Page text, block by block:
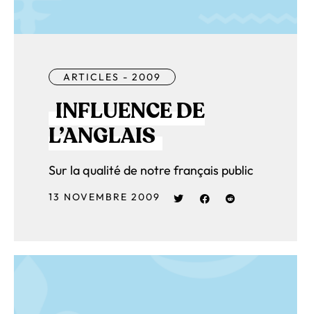
ARTICLES - 2009
INFLUENCE DE
L’ANGLAIS
Sur la qualité de notre français public
13 NOVEMBRE 2009